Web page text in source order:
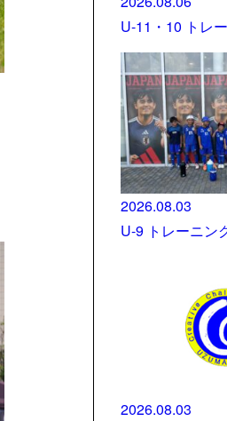
U-11・10 トレ
2026.08.03
U-9 トレーニン
2026.08.03